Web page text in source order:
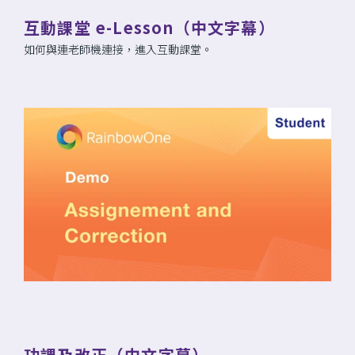
互動課堂 e-Lesson（中文字幕）
如何與連老師機連接，進入互動課堂。